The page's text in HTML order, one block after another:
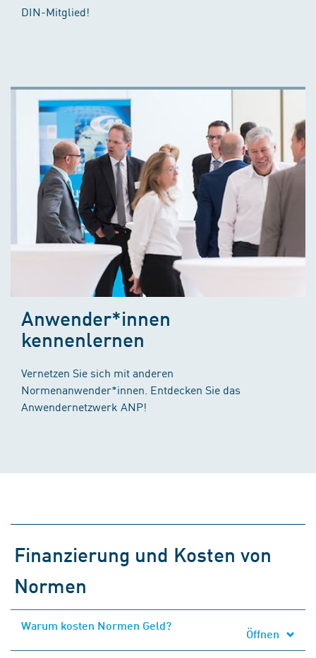
DIN-Mitglied!
Anwender*innen
kennenlernen
Vernetzen Sie sich mit anderen
Normenanwender*innen. Entdecken Sie das
Anwendernetzwerk ANP!
Finanzierung und Kosten von
Normen
Warum kosten Normen Geld?
Öffnen